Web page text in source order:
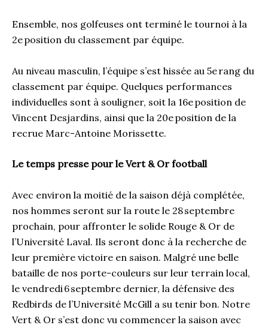
Ensemble, nos golfeuses ont terminé le tournoi à la
2e position du classement par équipe.
Au niveau masculin, l’équipe s’est hissée au 5e rang du
classement par équipe. Quelques performances
individuelles sont à souligner, soit la 16e position de
Vincent Desjardins, ainsi que la 20e position de la
recrue Marc-Antoine Morissette.
Le temps presse pour le Vert & Or football
Avec environ la moitié de la saison déjà complétée,
nos hommes seront sur la route le 28 septembre
prochain, pour affronter le solide Rouge & Or de
l’Université Laval. Ils seront donc à la recherche de
leur première victoire en saison. Malgré une belle
bataille de nos porte-couleurs sur leur terrain local,
le vendredi 6 septembre dernier, la défensive des
Redbirds de l’Université McGill a su tenir bon. Notre
Vert & Or s’est donc vu commencer la saison avec